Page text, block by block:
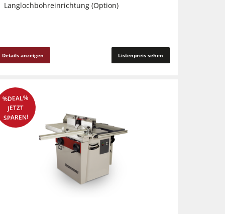
Langlochbohreinrichtung (Option)
Details anzeigen Listenpreis sehen
%DEAL%
JETZT
SPAREN!